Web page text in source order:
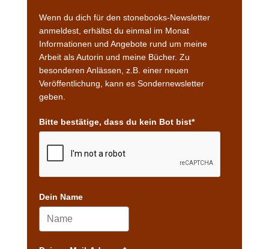
Wenn du dich für den stonebooks-Newsletter
anmeldest, erhältst du einmal im Monat
Informationen und Angebote rund um meine
Arbeit als Autorin und meine Bücher. Zu
besonderen Anlässen, z.B. einer neuen
Veröffentlichung, kann es Sondernewsletter
geben.
Bitte bestätige, dass du kein Bot bist*
Dein Name